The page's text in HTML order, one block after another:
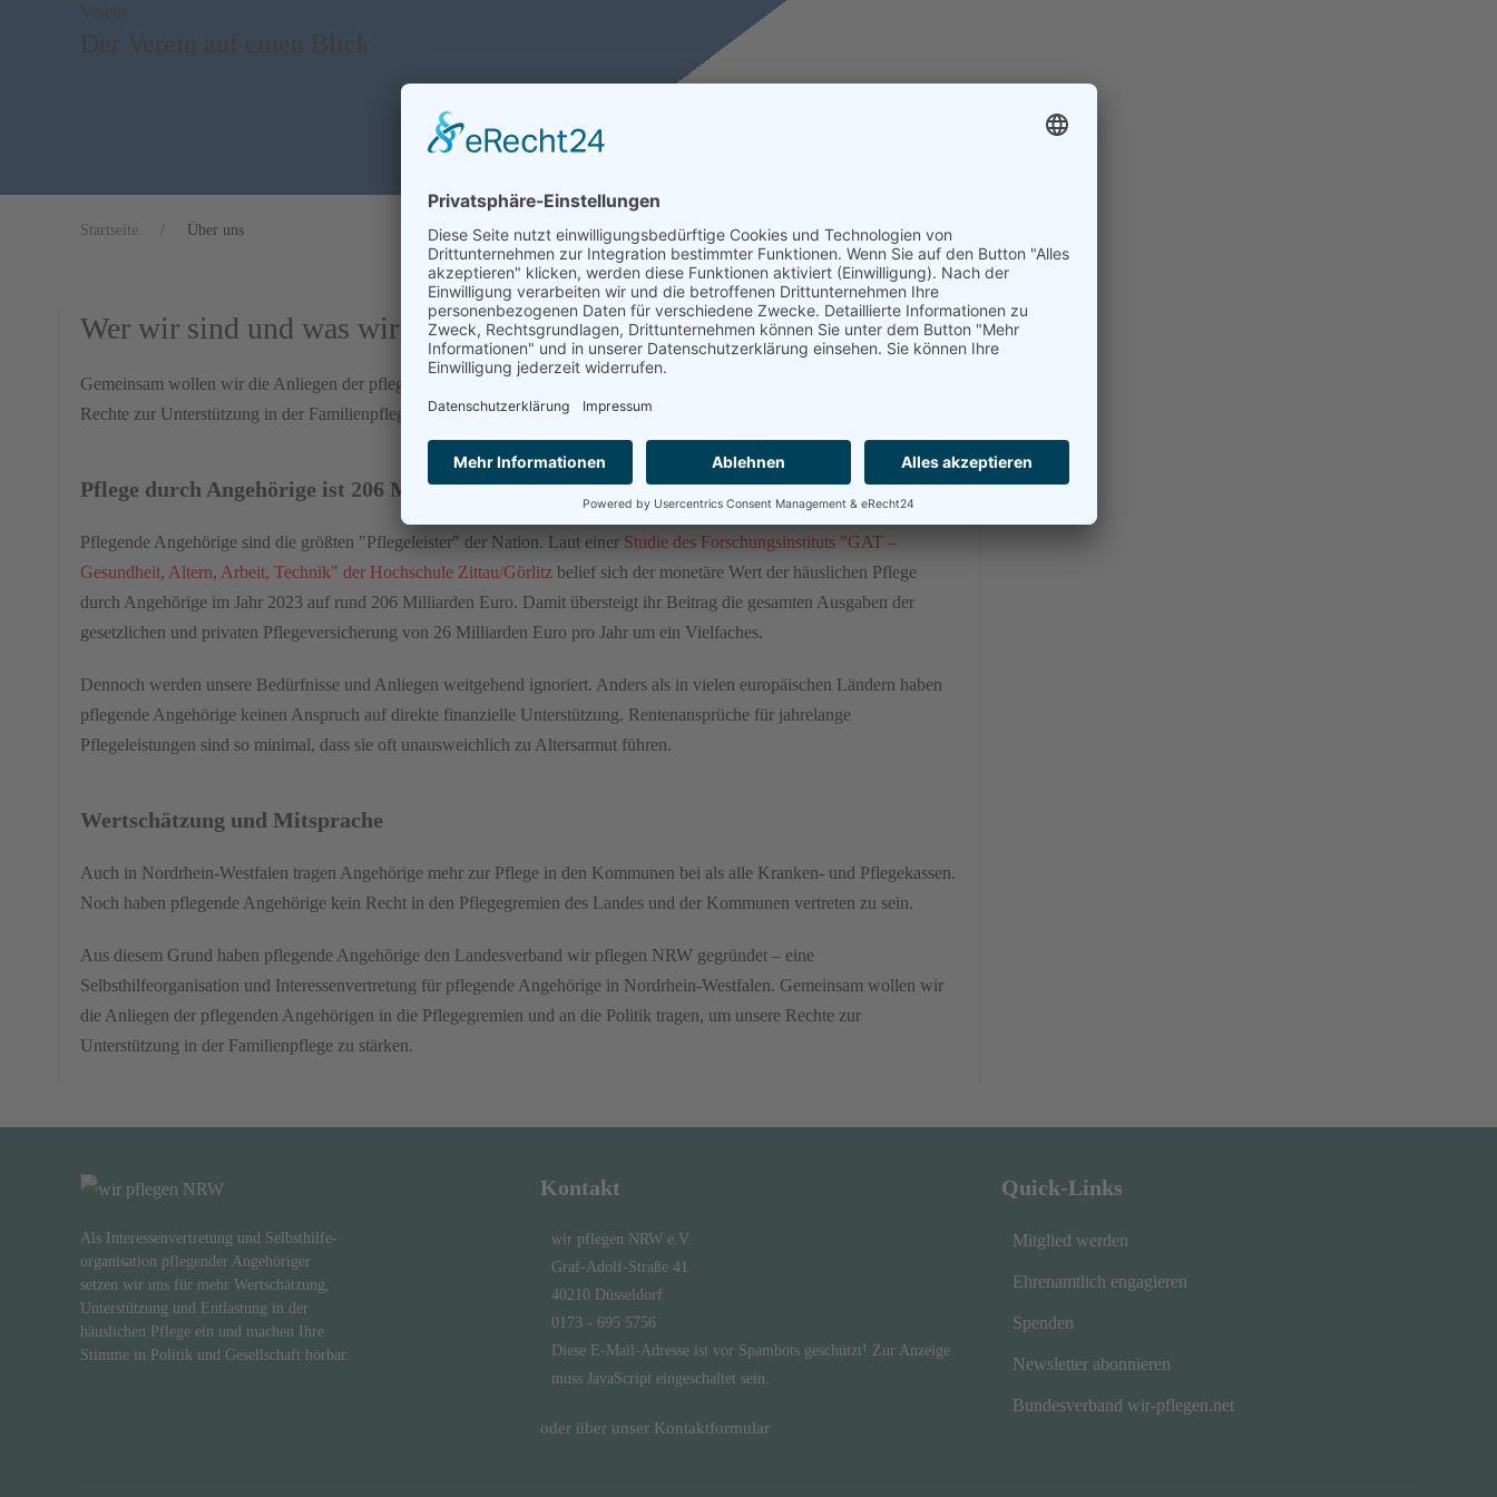
Verein
Der Verein auf einen Blick
Startseite Über uns
Wer wir sind und was wir wollen
Gemeinsam wollen wir die Anliegen der pflegenden Angehörigen in die Pflegegremien und an die Politik tragen, um unsere
Rechte zur Unterstützung in der Familienpflege zu stärken.
Pflege durch Angehörige ist 206 Milliarden Euro wert
Pflegende Angehörige sind die größten "Pflegeleister" der Nation. Laut einer Studie des Forschungsinstituts "GAT –
Gesundheit, Altern, Arbeit, Technik" der Hochschule Zittau/Görlitz belief sich der monetäre Wert der häuslichen Pflege
durch Angehörige im Jahr 2023 auf rund 206 Milliarden Euro. Damit übersteigt ihr Beitrag die gesamten Ausgaben der
gesetzlichen und privaten Pflegeversicherung von 26 Milliarden Euro pro Jahr um ein Vielfaches.
Dennoch werden unsere Bedürfnisse und Anliegen weitgehend ignoriert. Anders als in vielen europäischen Ländern haben
pflegende Angehörige keinen Anspruch auf direkte finanzielle Unterstützung. Rentenansprüche für jahrelange
Pflegeleistungen sind so minimal, dass sie oft unausweichlich zu Altersarmut führen.
Wertschätzung und Mitsprache
Auch in Nordrhein-Westfalen tragen Angehörige mehr zur Pflege in den Kommunen bei als alle Kranken- und Pflegekassen.
Noch haben pflegende Angehörige kein Recht in den Pflegegremien des Landes und der Kommunen vertreten zu sein.
Aus diesem Grund haben pflegende Angehörige den Landesverband wir pflegen NRW gegründet – eine
Selbsthilfeorganisation und Interessenvertretung für pflegende Angehörige in Nordrhein-Westfalen. Gemeinsam wollen wir
die Anliegen der pflegenden Angehörigen in die Pflegegremien und an die Politik tragen, um unsere Rechte zur
Unterstützung in der Familienpflege zu stärken.
Als Interessenvertretung und Selbsthilfe-
organisation pflegender Angehöriger
setzen wir uns für mehr Wertschätzung,
Unterstützung und Entlastung in der
häuslichen Pflege ein und machen Ihre
Stimme in Politik und Gesellschaft hörbar.
Kontakt
wir pflegen NRW e.V.
Graf-Adolf-Straße 41
40210 Düsseldorf
0173 - 695 5756
Diese E-Mail-Adresse ist vor Spambots geschützt! Zur Anzeige
muss JavaScript eingeschaltet sein.
oder über unser Kontaktformular
Quick-Links
Mitglied werden
Ehrenamtlich engagieren
Spenden
Newsletter abonnieren
Bundesverband wir-pflegen.net